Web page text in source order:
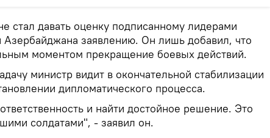
стал давать оценку подписанному лидерами
заявлению. Он лишь добавил, что
моментом прекращение боевых действий.
министр видит в окончательной стабилизации
дипломатического процесса.
и найти достойное решение. Это
солдатами", - заявил он.